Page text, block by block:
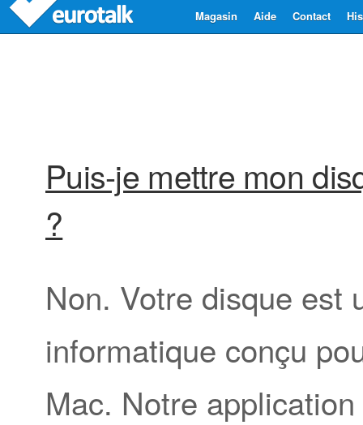
Contact
Aide
Magasin
Puis-je mettre mon
?
Non. Votre disque est
informatique conçu
Mac. Notre